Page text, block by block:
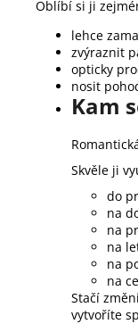
Oblíbí si ji
lehce
zvýraznit
opticky
nosit
Kam
Skvěle ji
do
na
na
na
na
na
Stačí
vytvoříte